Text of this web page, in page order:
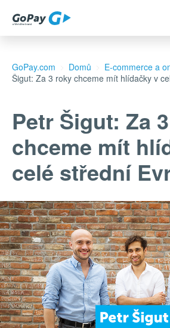
GoPay.com Domů E-commerce a
Šigut: Za 3 roky chceme mít hlídačky v
Petr Šigut: Za
chceme mít
celé střední